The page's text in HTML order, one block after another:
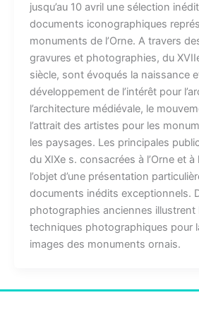
jusqu’au 10 avril une sélection
documents iconographiques
monuments de l’Orne. A travers
gravures et photographies, du
siècle, sont évoqués la naissance
développement de l’intérêt pour
l’architecture médiévale, le
l’attrait des artistes pour les
les paysages. Les principales
du XIXe s. consacrées à l’Orne et
l’objet d’une présentation
documents inédits exceptionnels.
photographies anciennes illustrent
techniques photographiques pour
images des monuments ornais.